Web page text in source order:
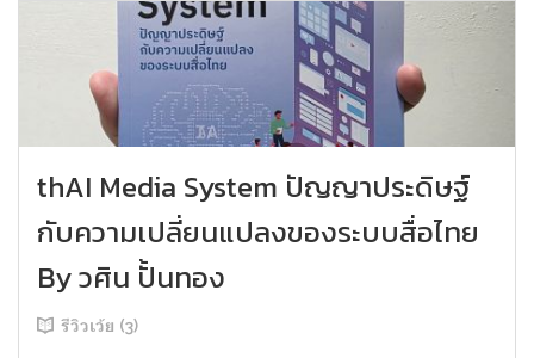
thAI Media System ปัญญาประดิษฐ์
กับความเปลี่ยนแปลงของระบบสื่อไทย
By วศิน ปั้นทอง
รีวิวเว้ย (3)